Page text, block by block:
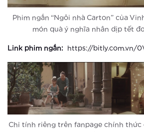
Phim ngắn “Ngôi nhà Carton” của
món quà ý nghĩa nhân dịp tết
Link phim ngắn: https://bitly.com.vn/
Chỉ tính riêng trên fanpage chính thức
Vingroup giữ vững
nghiệp tư nhân lớn
“Sống không
độ vàng của trung
Hà Nội
Xem thêm